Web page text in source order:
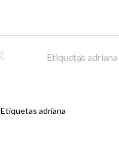
Etiquetas adriana